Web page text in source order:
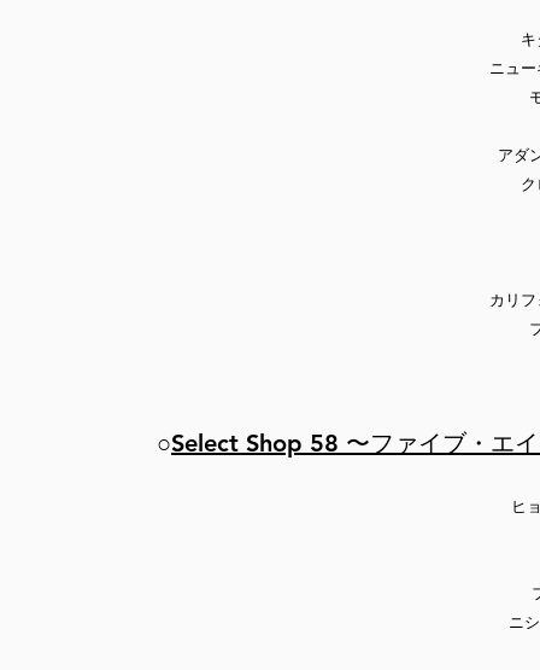
ニュ
アダ
カリ
○Select Shop 58 〜ファイブ・エ
ヒ
ニ